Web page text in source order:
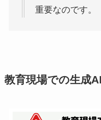
重要なのです。
教育現場での生成